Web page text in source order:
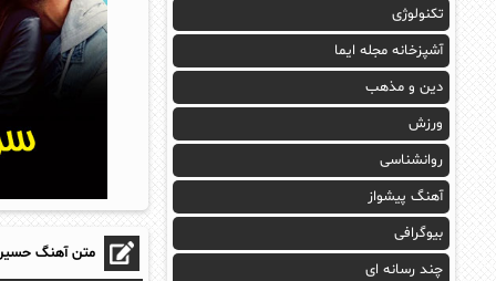
متن آهنگ
تکنولوژی
آشپزخانه مجله ایما
دین و مذهب
ورزش
روانشناسی
آهنگ پیشواز
بیوگرافی
چند رسانه ای